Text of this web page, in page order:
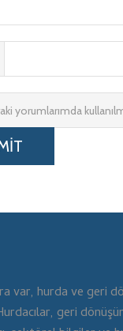
yorumlarımda
var, hurda ve geri
geri